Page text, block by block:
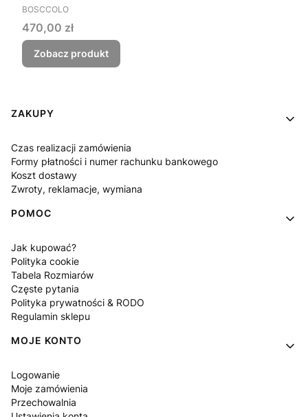
PRODUCENT
BOSCCOLO
Cena
470,00 zł
Zobacz produkt
Linki w stopce
ZAKUPY
Czas realizacji zamówienia
Formy płatności i numer rachunku bankowego
Koszt dostawy
Zwroty, reklamacje, wymiana
POMOC
Jak kupować?
Polityka cookie
Tabela Rozmiarów
Częste pytania
Polityka prywatności & RODO
Regulamin sklepu
MOJE KONTO
Logowanie
Moje zamówienia
Przechowalnia